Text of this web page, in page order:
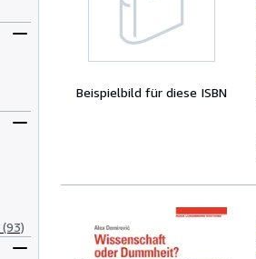
(93)
Beispielbild für diese ISBN